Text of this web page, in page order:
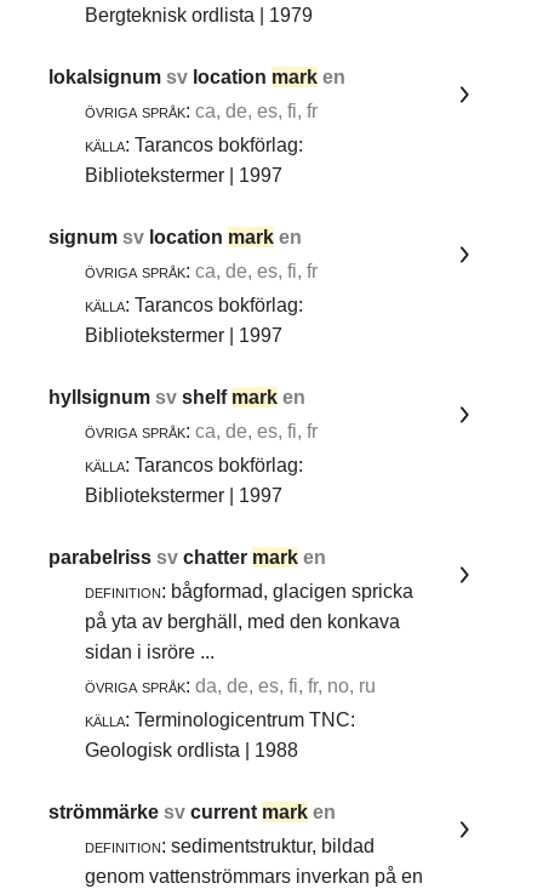
Bergteknisk ordlista | 1979
lokalsignumsv location mark en
övriga språk: ca, de, es, fi, fr
källa: Tarancos bokförlag:
Bibliotekstermer | 1997
signumsv location mark en
övriga språk: ca, de, es, fi, fr
källa: Tarancos bokförlag:
Bibliotekstermer | 1997
hyllsignumsvshelf mark en
övriga språk: ca, de, es, fi, fr
källa: Tarancos bokförlag:
Bibliotekstermer | 1997
parabelrisssvchatter mark en
definition: bågformad, glacigen spricka
på yta av berghäll, med den konkava
sidan i isröre ...
övriga språk: da, de, es, fi, fr, no, ru
källa: Terminologicentrum TNC:
Geologisk ordlista | 1988
strömmärkesvcurrent mark en
definition: sedimentstruktur, bildad
genom vattenströmmars inverkan på en